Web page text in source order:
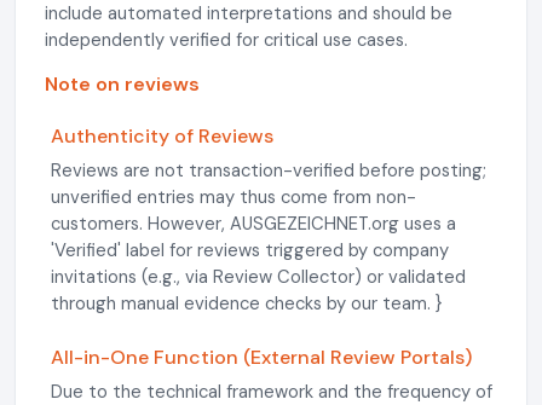
include automated interpretations and should be
independently verified for critical use cases.
Note on reviews
Authenticity of Reviews
Reviews are not transaction-verified before posting;
unverified entries may thus come from non-
customers. However, AUSGEZEICHNET.org uses a
'Verified' label for reviews triggered by company
invitations (e.g., via Review Collector) or validated
through manual evidence checks by our team. }
All-in-One Function (External Review Portals)
Due to the technical framework and the frequency of